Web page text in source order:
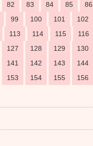
82 83 84 85 86
99 100 101 102
113 114 115 116
127 128 129 130
141 142 143 144
153 154 155 156